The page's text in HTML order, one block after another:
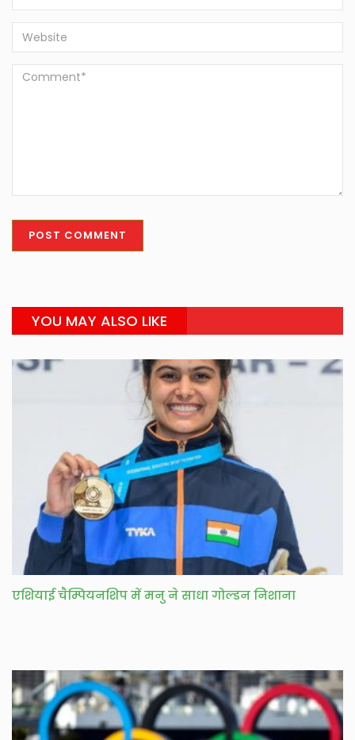
YOU MAY ALSO LIKE
एशियाई चैम्पियनशिप में मनु ने साधा गोल्डन निशाना